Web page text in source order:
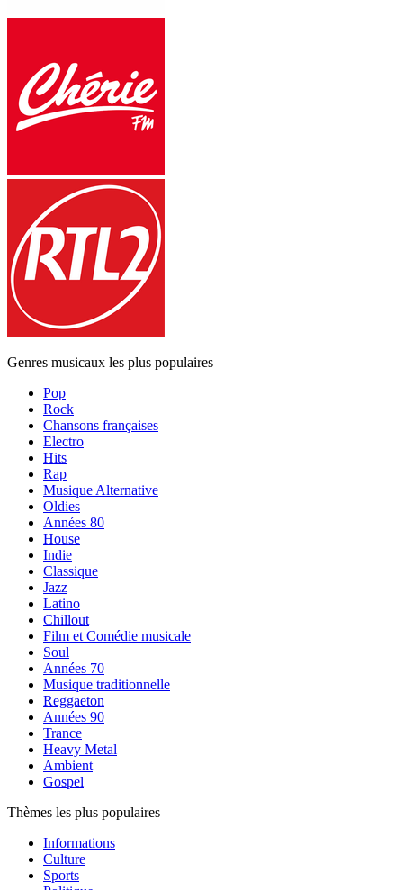
Genres musicaux les plus populaires
Pop
Rock
Chansons françaises
Electro
Hits
Rap
Musique Alternative
Oldies
Années 80
House
Indie
Classique
Jazz
Latino
Chillout
Film et Comédie musicale
Soul
Années 70
Musique traditionnelle
Reggaeton
Années 90
Trance
Heavy Metal
Ambient
Gospel
Thèmes les plus populaires
Informations
Culture
Sports